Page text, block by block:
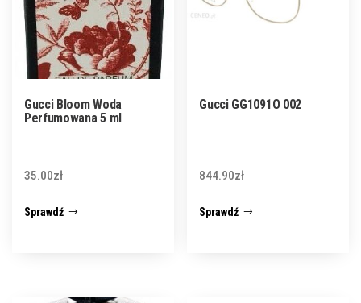
Gucci Bloom Woda
Perfumowana 5 ml
35.00zł
Sprawdź
Gucci GG1091O 002
844.90zł
Sprawdź